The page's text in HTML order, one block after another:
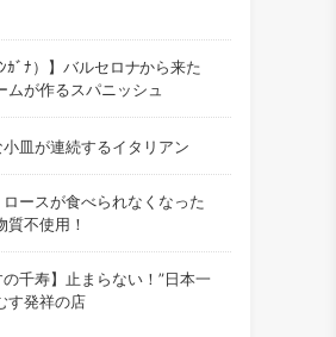
ｶﾞﾅ）】バルセロナから来た
ムが作るスパニッシュ
小皿が連続するイタリアン
ロースが食べられなくなった
質不使用！
の千寿】止まらない！”日本一
発祥の店